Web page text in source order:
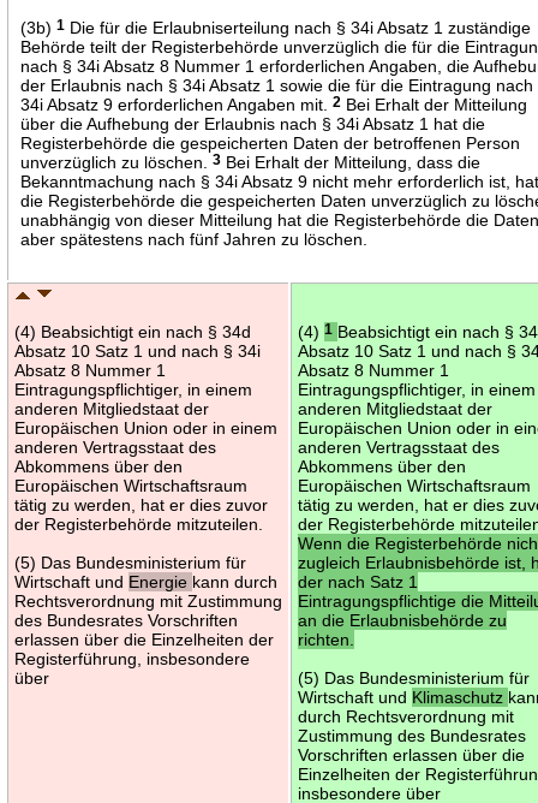
(3b)1 Die für die Erlaubniserteilung nach § 34i Absatz 1 zuständige
Behörde teilt der Registerbehörde unverzüglich die für die
nach § 34i Absatz 8 Nummer 1 erforderlichen Angaben, die
der Erlaubnis nach § 34i Absatz 1 sowie die für die Eintragung nach
34i Absatz 9 erforderlichen Angaben mit.2 Bei Erhalt der Mitteilung
über die Aufhebung der Erlaubnis nach § 34i Absatz 1 hat die
Registerbehörde die gespeicherten Daten der betroffenen Person
unverzüglich zu löschen.3 Bei Erhalt der Mitteilung, dass die
Bekanntmachung nach § 34i Absatz 9 nicht mehr erforderlich ist,
die Registerbehörde die gespeicherten Daten unverzüglich zu
unabhängig von dieser Mitteilung hat die Registerbehörde die
aber spätestens nach fünf Jahren zu löschen.
(4) Beabsichtigt ein nach § 34d
Absatz 10 Satz 1 und nach § 34i
Absatz 8 Nummer 1
Eintragungspflichtiger, in einem
anderen Mitgliedstaat der
Europäischen Union oder in einem
anderen Vertragsstaat des
Abkommens über den
Europäischen Wirtschaftsraum
tätig zu werden, hat er dies zuvor
der Registerbehörde mitzuteilen.
(5) Das Bundesministerium für
Wirtschaft und Energie kann durch
Rechtsverordnung mit Zustimmung
des Bundesrates Vorschriften
erlassen über die Einzelheiten der
Registerführung, insbesondere
über
(4)1 Beabsichtigt ein nach §
Absatz 10 Satz 1 und nach §
Absatz 8 Nummer 1
Eintragungspflichtiger, in einem
anderen Mitgliedstaat der
Europäischen Union oder in
anderen Vertragsstaat des
Abkommens über den
Europäischen Wirtschaftsraum
tätig zu werden, hat er dies
der Registerbehörde
Wenn die Registerbehörde
zugleich Erlaubnisbehörde ist,
der nach Satz 1
Eintragungspflichtige die
an die Erlaubnisbehörde zu
richten.
(5) Das Bundesministerium für
Wirtschaft und Klimaschutz
durch Rechtsverordnung mit
Zustimmung des Bundesrates
Vorschriften erlassen über die
Einzelheiten der
insbesondere über